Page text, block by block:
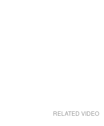
RELATED VIDEO